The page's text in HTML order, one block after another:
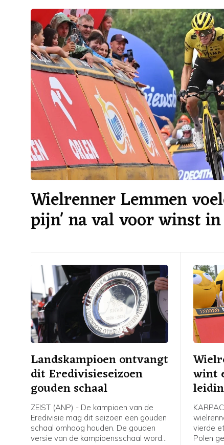
Wielrenner Lemmen
pijn' na val voor winst
Landskampioen ontvangt
dit Eredivisieseizoen
gouden schaal
ZEIST (ANP) - De kampioen van de
Eredivisie mag dit seizoen een gouden
schaal omhoog houden. De gouden
versie van de kampioensschaal wordt
wint
Polen
vierde
Polen